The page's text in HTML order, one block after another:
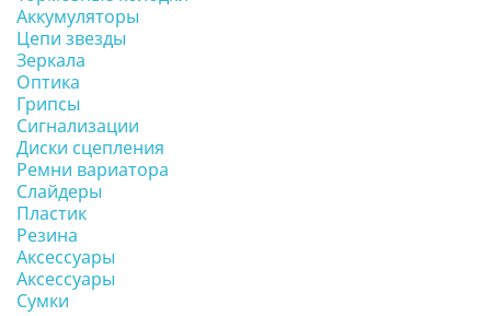
Аккумуляторы
Цепи звезды
Зеркала
Оптика
Грипсы
Сигнализации
Диски сцепления
Ремни вариатора
Слайдеры
Пластик
Резина
Аксессуары
Аксессуары
Сумки